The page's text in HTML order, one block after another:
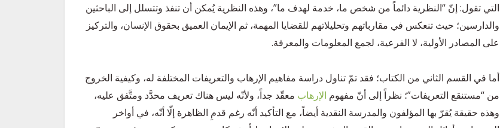
التي تقول: إنّ “النظرية دائماً من شخص ما، خدمة لهدف ما”، وهذه النظرية يُمكن أن تنفذ وتتسلل إلى الباحثين
والدارسين؛ حيث تنعكس في مقارباتهم وتحليلاتهم للقضايا المهمة، ثم الإيمان العميق بحقوق الإنسان، والتركيز
على المصادر الأولية، لا الفرعية، لجمع المعلومات والمعرفة.
أما في القسم الثاني من الكتاب؛ فقد تمّ تناول دراسة مفاهيم الإرهاب والتعريفات المختلفة له، وكيفية الخروج
من “مستنقع التعريفات”؛ نظراً إلى أنّ مفهوم الإرهاب معقّد جداً، ولأنّه ليس هناك تعريف محدَّد ومتَّفق عليه،
وهذه حقيقة يُقرّ بها المؤلفون والمدرسة النقدية أيضاً، مع التأكيد أنّه رغم قدمِ الظاهرة إلّا أنّه، في أواخر